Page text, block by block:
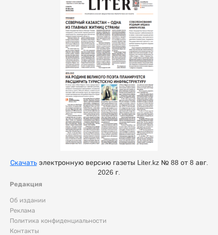
Редакция
Об издании
Реклама
Политика конфиденциальности
Контакты
Скачатьэлектронную версию газеты Liter.kz № 88 от 8 авг.
2026 г.